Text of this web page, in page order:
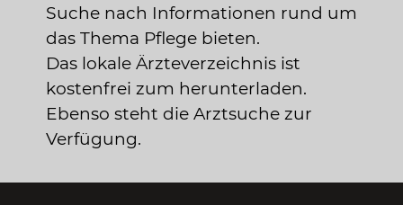
Suche nach Informationen rund um
das Thema Pflege bieten.
Das lokale Ärzteverzeichnis ist
kostenfrei zum herunterladen.
Ebenso steht die Arztsuche zur
Verfügung.